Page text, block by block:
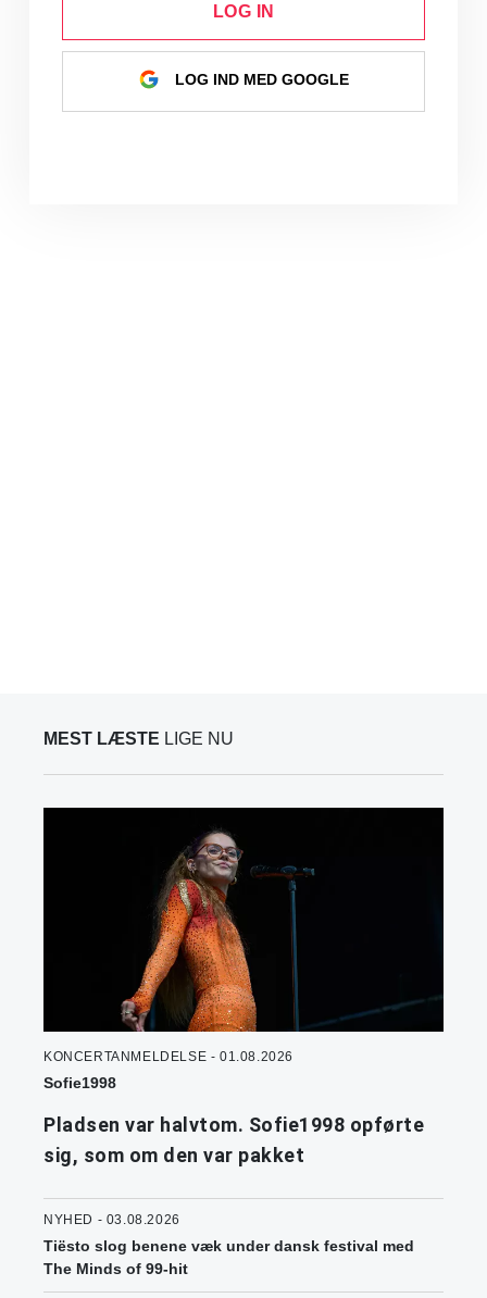
LOG IN
LOG IND MED GOOGLE
MEST LÆSTE LIGE NU
KONCERTANMELDELSE - 01.08.2026
Sofie1998
Pladsen var halvtom. Sofie1998 opførte
sig, som om den var pakket
NYHED - 03.08.2026
Tiësto slog benene væk under dansk festival med
The Minds of 99-hit